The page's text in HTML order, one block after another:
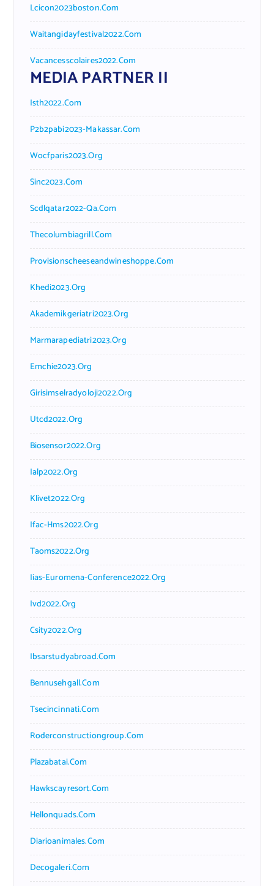
Lcicon2023boston.com
Waitangidayfestival2022.com
Vacancesscolaires2022.com
MEDIA PARTNER II
Isth2022.com
P2b2pabi2023-Makassar.com
Wocfparis2023.org
Sinc2023.com
Scdlqatar2022-Qa.com
Thecolumbiagrill.com
Provisionscheeseandwineshoppe.com
Khedi2023.org
Akademikgeriatri2023.org
Marmarapediatri2023.org
Emchie2023.org
Girisimselradyoloji2022.org
Utcd2022.org
Biosensor2022.org
Ialp2022.org
Klivet2022.org
Ifac-Hms2022.org
Taoms2022.org
Iias-Euromena-Conference2022.org
Ivd2022.org
Csity2022.org
Ibsarstudyabroad.com
Bennusehgall.com
Tsecincinnati.com
Roderconstructiongroup.com
Plazabatai.com
Hawkscayresort.com
Hellonquads.com
Diarioanimales.com
Decogaleri.com